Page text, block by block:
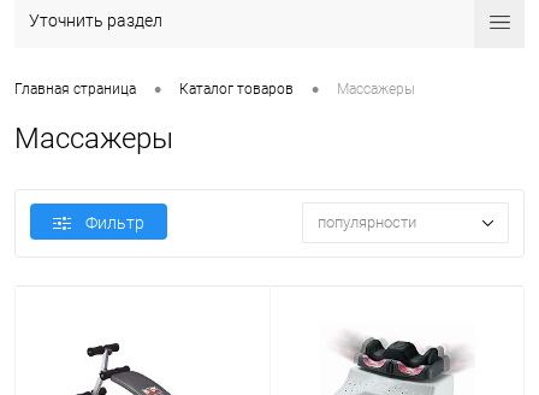
Уточнить раздел
Главная страница • Каталог товаров • Массажеры
Массажеры
Фильтр популярности